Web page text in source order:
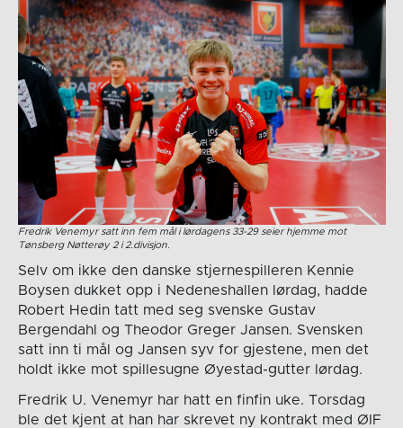
Fredrik Venemyr satt inn fem mål i lørdagens 33-29 seier hjemme mot
Tønsberg Nøtterøy 2 i 2.divisjon.
Selv om ikke den danske stjernespilleren Kennie
Boysen dukket opp i Nedeneshallen lørdag, hadde
Robert Hedin tatt med seg svenske Gustav
Bergendahl og Theodor Greger Jansen. Svensken
satt inn ti mål og Jansen syv for gjestene, men det
holdt ikke mot spillesugne Øyestad-gutter lørdag.
Fredrik U. Venemyr har hatt en finfin uke. Torsdag
ble det kjent at han har skrevet ny kontrakt med ØIF